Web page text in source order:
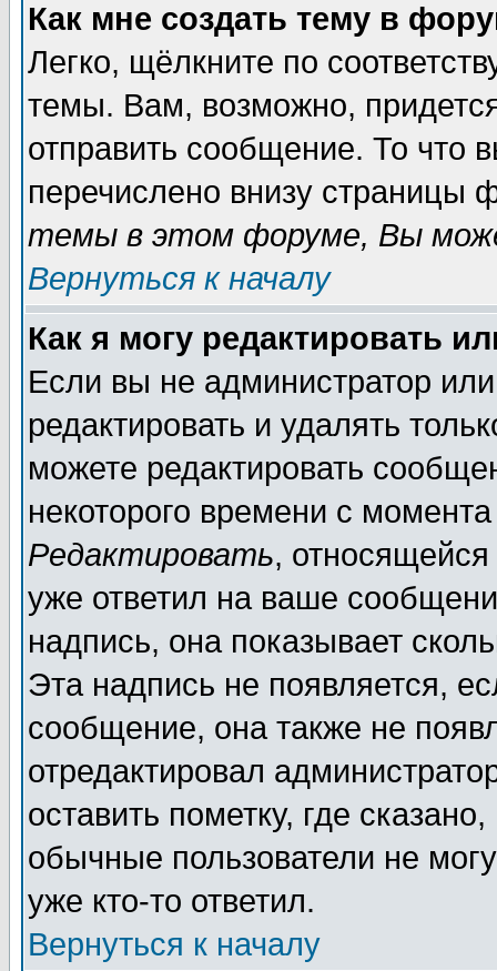
Как мне создать тему в
Легко, щёлкните по
темы. Вам, возможно,
отправить сообщение. То что
перечислено внизу страницы
темы в этом форуме, Вы
Вернуться к началу
Как я могу редактировать
Если вы не администратор
редактировать и удалять
можете редактировать
некоторого времени с
Редактировать,
уже ответил на ваше
надпись, она показывает
Эта надпись не появляется,
сообщение, она также не
отредактировал
оставить пометку, где
обычные пользователи не
уже кто-то ответил.
Вернуться к началу